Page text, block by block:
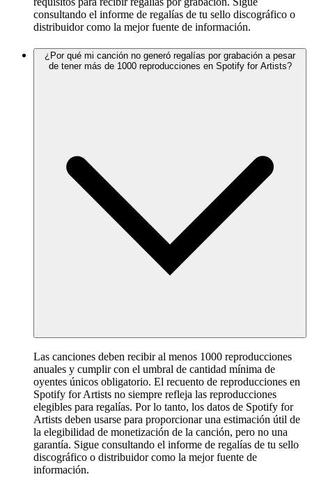
consultando el informe de regalías de tu sello discográfico o
distribuidor como la mejor fuente de información.
¿Por qué mi canción no generó regalías por grabación a pesar
de tener más de 1000 reproducciones en Spotify for Artists?
Las canciones deben recibir al menos 1000 reproducciones
anuales y cumplir con el umbral de cantidad mínima de
oyentes únicos obligatorio. El recuento de reproducciones en
Spotify for Artists no siempre refleja las reproducciones
elegibles para regalías. Por lo tanto, los datos de Spotify for
Artists deben usarse para proporcionar una estimación útil de
la elegibilidad de monetización de la canción, pero no una
garantía. Sigue consultando el informe de regalías de tu sello
discográfico o distribuidor como la mejor fuente de
información.